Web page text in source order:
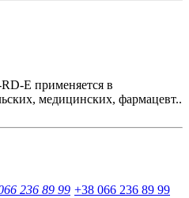
E применяется в
медицинских, фармацевт..
+38 066 236 89 99